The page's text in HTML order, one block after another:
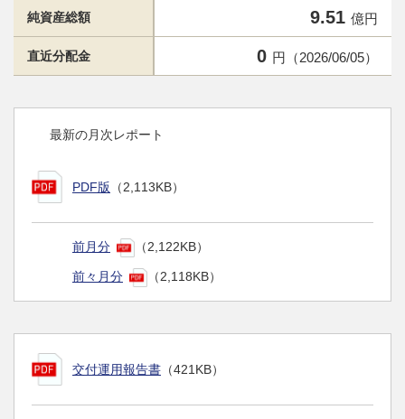
純資産総額 9.51 億円
直近分配金 0 円（2026/06/05）
最新の月次レポート
PDF版 （2,113KB）
前月分 （2,122KB）
前々月分 （2,118KB）
交付運用報告書 （421KB）